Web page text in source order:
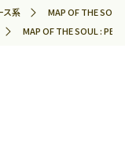
ス系
MAP OF THE
MAP OF THE SOUL :